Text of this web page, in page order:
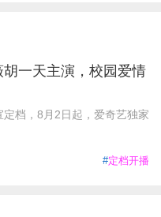
胡一天主演，校园爱情
档，8月2日起，爱奇艺独家
#定档开播